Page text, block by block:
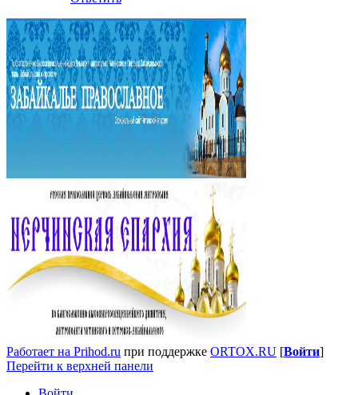
Работает на Prihod.ru при поддержке ORTOX.RU [Войти]
Перейти к верхней панели